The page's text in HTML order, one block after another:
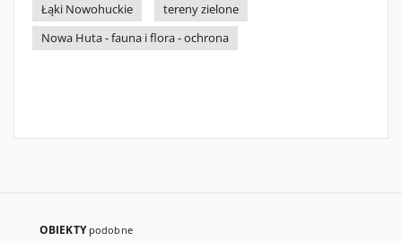
Łąki Nowohuckie
tereny zielone
Nowa Huta - fauna i flora - ochrona
OBIEKTY podobne